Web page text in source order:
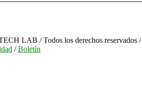
LAB / Todos los derechos reservados /
/Boletín